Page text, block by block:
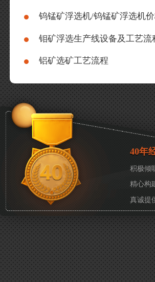
钨锰矿浮选机/钨锰矿浮选机
钼矿浮选生产线设备及工艺流
铝矿选矿工艺流程
40年
积极倾
精心构
真诚提